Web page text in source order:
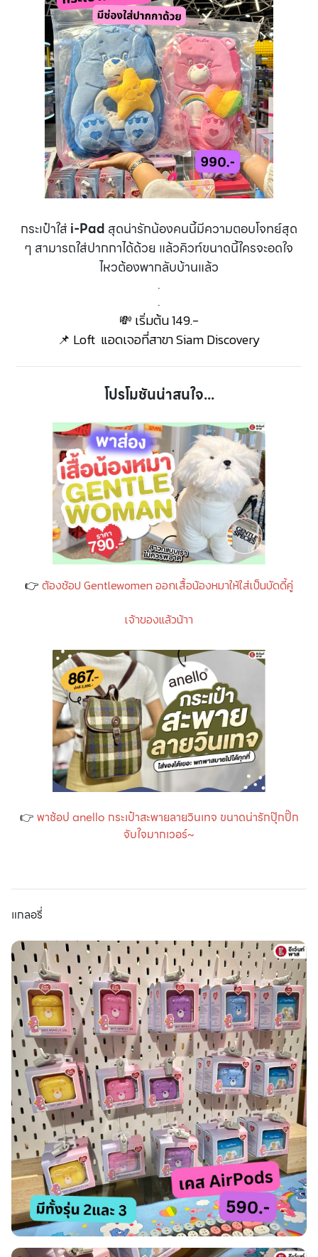
กระเป๋าใส่i-Pad สุดน่ารักน้องคนนี้มีความตอบโจทย์สุด
ๆ สามารถใส่ปากกาได้ด้วย แล้วคิวท์ขนาดนี้ใครจะอดใจ
ไหวต้องพากลับบ้านแล้ว
.
.
💸 เริ่มต้น 149.-
📌 Loft แอดเจอที่สาขา Siam Discovery
โปรโมชันน่าสนใจ...
👉 ต้องช้อป Gentlewomen ออกเสื้อน้องหมาให้ใส่เป็นบัดดี้คู่
เจ้าของแล้วน้าา
👉 พาช้อป anello กระเป๋าสะพายลายวินเทจ ขนาดน่ารักปุ๊กปิ๊ก
จับใจมากเวอร์~
แกลอรี่